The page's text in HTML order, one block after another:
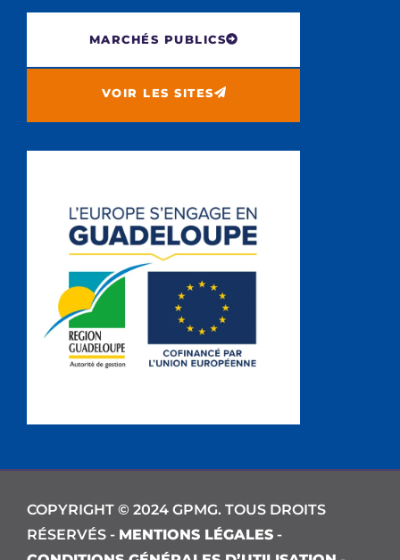
MARCHÉS PUBLICS
VOIR LES SITES
COPYRIGHT © 2024 GPMG. TOUS DROITS
RÉSERVÉS - MENTIONS LÉGALES -